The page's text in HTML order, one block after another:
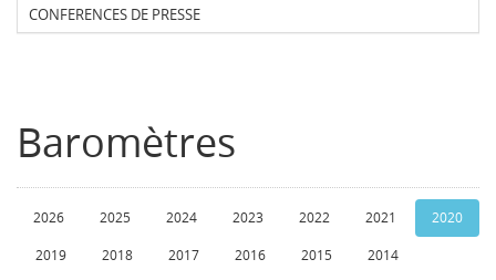
CONFERENCES DE PRESSE
Baromètres
2026 2025 2024 2023 2022 2021 2020
2019 2018 2017 2016 2015 2014